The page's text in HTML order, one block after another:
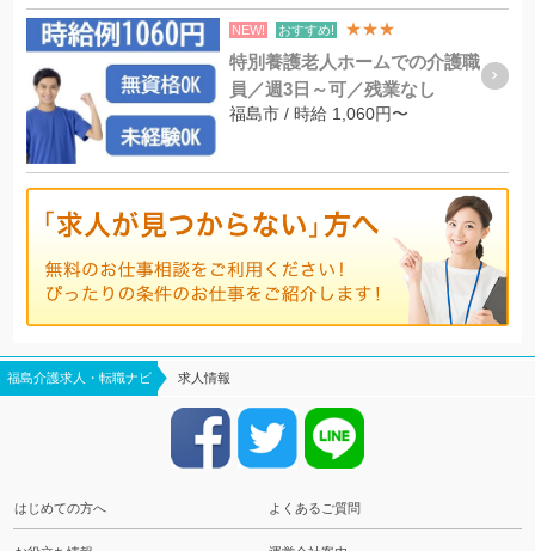
NEW! おすすめ! ★★★
特別養護老人ホームでの介護職
員／週3日～可／残業なし
福島市 / 時給 1,060円〜
福島介護求人・転職ナビ 求人情報
はじめての方へ よくあるご質問